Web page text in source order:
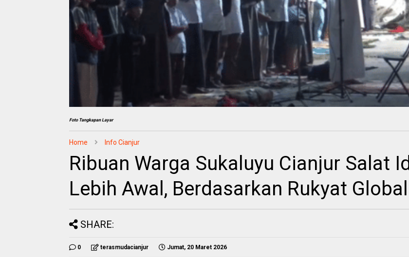
Foto Tangkapan Layar
Home Info Cianjur
Ribuan Warga Sukaluyu Cianjur Salat Id
Lebih Awal, Berdasarkan Rukyat Global
SHARE:
0 terasmudacianjur Jumat, 20 Maret 2026